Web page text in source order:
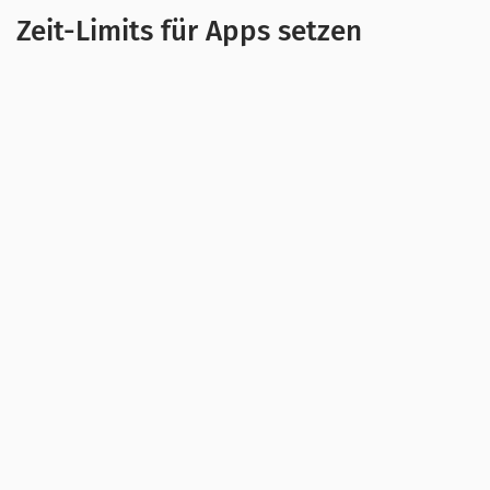
Zeit-Limits für Apps setzen